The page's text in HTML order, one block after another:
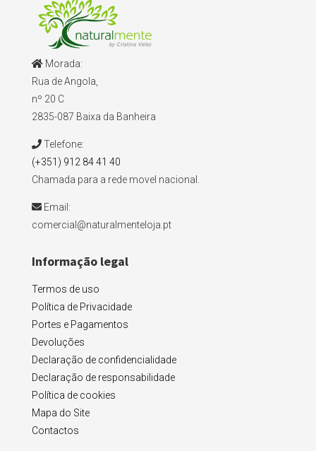
Morada:
Rua de Angola,
nº 20 C
2835-087 Baixa da Banheira
Telefone:
(+351) 912 84 41 40
Chamada para a rede movel nacional.
Email:
comercial@naturalmenteloja.pt
Informação legal
Termos de uso
Política de Privacidade
Portes e Pagamentos
Devoluções
Declaração de confidencialidade
Declaração de responsabilidade
Política de cookies
Mapa do Site
Contactos